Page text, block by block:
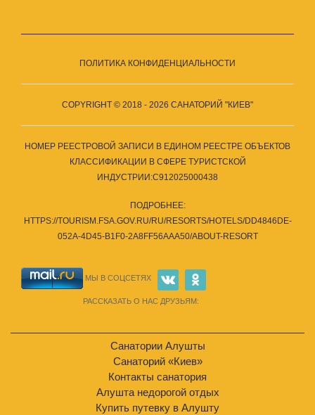
ПОЛИТИКА КОНФИДЕНЦИАЛЬНОСТИ
COPYRIGHT © 2018 - 2026 САНАТОРИЙ "КИЕВ"
НОМЕР РЕЕСТРОВОЙ ЗАПИСИ В ЕДИНОМ РЕЕСТРЕ ОБЪЕКТОВ
КЛАССИФИКАЦИИ В СФЕРЕ ТУРИСТСКОЙ
ИНДУСТРИИ:С912025000438
ПОДРОБНЕЕ:
HTTPS://TOURISM.FSA.GOV.RU/RU/RESORTS/HOTELS/DD4846DE-
052A-4D45-B1F0-2A8FF56AAA50/ABOUT-RESORT
МЫ В СОЦСЕТЯХ
РАССКАЗАТЬ О НАС ДРУЗЬЯМ:
Санатории Алушты
Санаторий «Киев»
Контакты санатория
Алушта недорогой отдых
Купить путевку в Алушту